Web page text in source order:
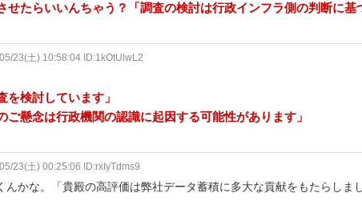
せたらいいんちゃう？「調査の検討は行政インフラ側の判断に基
23(土) 10:58:04 ID:1kOtUlwL2
を検討しています」
ご懸念は行政機関の認識に起因する可能性があります」
23(土) 00:25:06 ID:rxIyTdms9
んかな。「貴殿の高評価は弊社データ蓄積に多大な貢献をもたらしま